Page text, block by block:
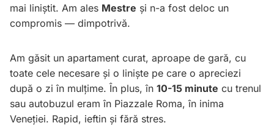
mai liniștit. Am ales Mestre și n-a fost deloc un
compromis — dimpotrivă.
Am găsit un apartament curat, aproape de gară, cu
toate cele necesare și o liniște pe care o apreciezi
după o zi în mulțime. În plus, în 10-15 minute cu trenul
sau autobuzul eram în Piazzale Roma, în inima
Veneției. Rapid, ieftin și fără stres.